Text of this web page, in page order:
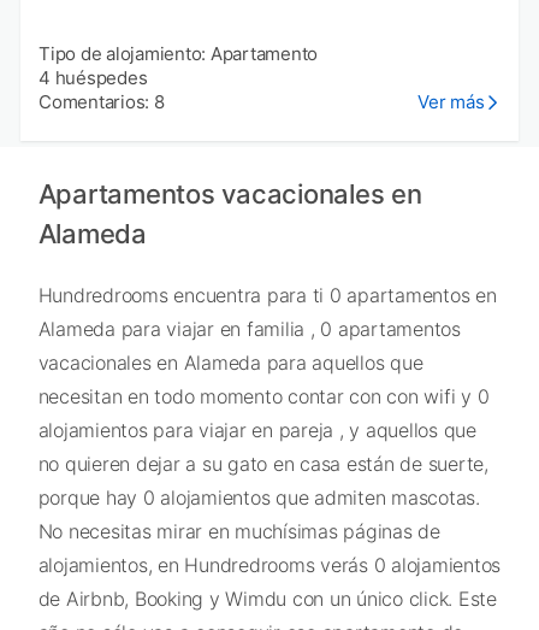
Tipo de alojamiento: Apartamento
4 huéspedes
Comentarios: 8
Ver más
Apartamentos vacacionales en
Alameda
Hundredrooms encuentra para ti 0 apartamentos en
Alameda para viajar en familia , 0 apartamentos
vacacionales en Alameda para aquellos que
necesitan en todo momento contar con con wifi y 0
alojamientos para viajar en pareja , y aquellos que
no quieren dejar a su gato en casa están de suerte,
porque hay 0 alojamientos que admiten mascotas.
No necesitas mirar en muchísimas páginas de
alojamientos, en Hundredrooms verás 0 alojamientos
de Airbnb, Booking y Wimdu con un único click. Este